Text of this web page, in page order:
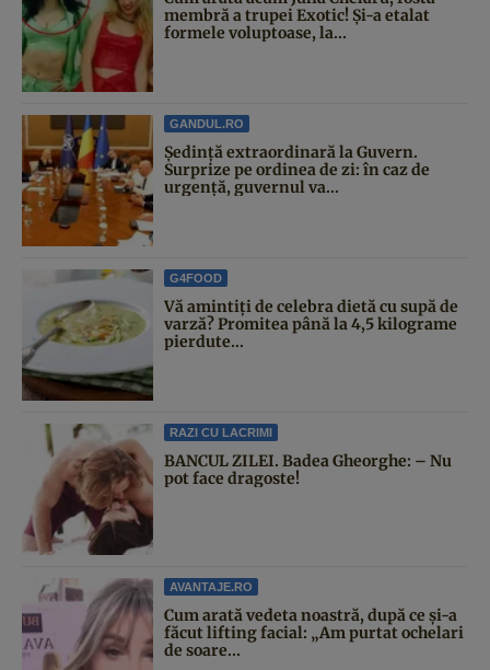
membră a trupei Exotic! Și-a etalat
formele voluptoase, la...
GANDUL.RO
Şedinţă extraordinară la Guvern.
Surprize pe ordinea de zi: în caz de
urgență, guvernul va...
G4FOOD
Vă amintiți de celebra dietă cu supă de
varză? Promitea până la 4,5 kilograme
pierdute...
RAZI CU LACRIMI
BANCUL ZILEI. Badea Gheorghe: – Nu
pot face dragoste!
AVANTAJE.RO
Cum arată vedeta noastră, după ce și-a
făcut lifting facial: „Am purtat ochelari
de soare...